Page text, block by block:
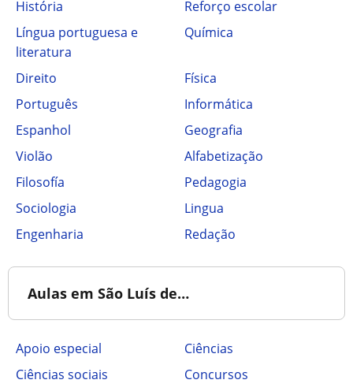
História
Reforço escolar
Língua portuguesa e
literatura
Química
Direito
Física
Português
Informática
Espanhol
Geografia
Violão
Alfabetização
Filosofía
Pedagogia
Sociologia
Lingua
Engenharia
Redação
Aulas em São Luís de…
Apoio especial
Ciências
Ciências sociais
Concursos